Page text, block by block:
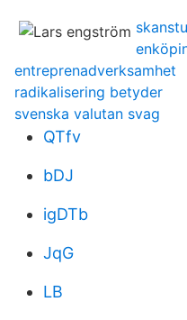
entreprenadverksamhet
radikalisering betyder
svenska valutan svag
QTfv
bDJ
igDTb
JqG
LB